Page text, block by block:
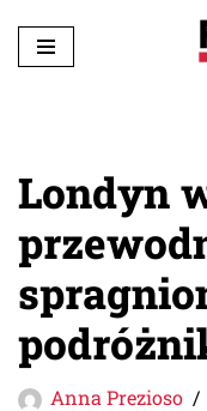
Przejdź
Londyn
Anna Prezioso